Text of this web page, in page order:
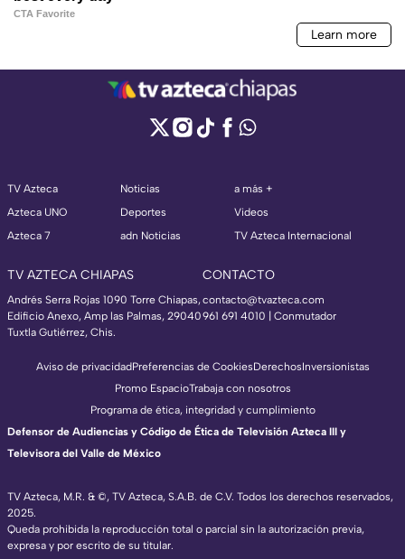
TV Azteca
Azteca UNO
Azteca 7
Noticias
Deportes
adn Noticias
a más +
Videos
TV Azteca Internacional
TV AZTECA CHIAPAS
Andrés Serra Rojas 1090 Torre Chiapas,
Edificio Anexo, Amp las Palmas, 29040
Tuxtla Gutiérrez, Chis.
CONTACTO
contacto@tvazteca.com
961 691 4010 | Conmutador
TV Azteca, M.R. & ©, TV Azteca, S.A.B. de C.V. Todos los derechos reservados,
2025.
Queda prohibida la reproducción total o parcial sin la autorización previa,
expresa y por escrito de su titular.
Aviso de privacidadPreferencias de CookiesDerechosInversionistas
Promo EspacioTrabaja con nosotros
Programa de ética, integridad y cumplimiento
Defensor de Audiencias y Código de Ética de Televisión Azteca III y
Televisora del Valle de México